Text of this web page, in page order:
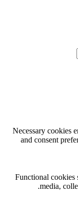
Necessary cookies
and consent
Functional cookies
media,